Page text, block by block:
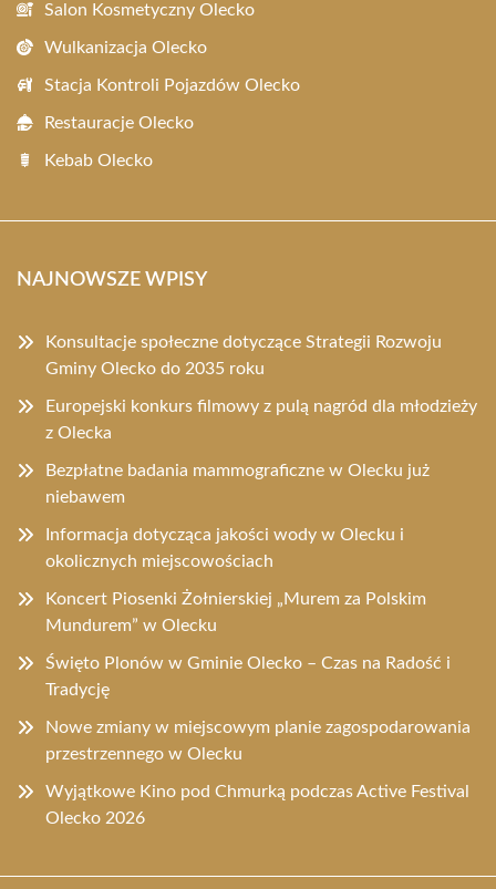
Salon Kosmetyczny Olecko
Wulkanizacja Olecko
Stacja Kontroli Pojazdów Olecko
Restauracje Olecko
Kebab Olecko
NAJNOWSZE WPISY
Konsultacje społeczne dotyczące Strategii Rozwoju
Gminy Olecko do 2035 roku
Europejski konkurs filmowy z pulą nagród dla młodzieży
z Olecka
Bezpłatne badania mammograficzne w Olecku już
niebawem
Informacja dotycząca jakości wody w Olecku i
okolicznych miejscowościach
Koncert Piosenki Żołnierskiej „Murem za Polskim
Mundurem” w Olecku
Święto Plonów w Gminie Olecko – Czas na Radość i
Tradycję
Nowe zmiany w miejscowym planie zagospodarowania
przestrzennego w Olecku
Wyjątkowe Kino pod Chmurką podczas Active Festival
Olecko 2026